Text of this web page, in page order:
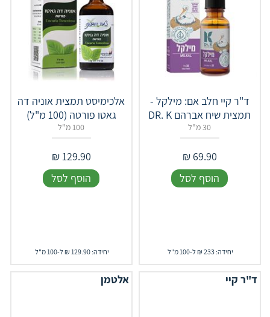
ד"ר קיי חלב אם: מילקל -
תמצית שיח אברהם DR. K
30 מ"ל
69.90
₪
הוסף לסל
יחידה: 233 ₪ ל-100 מ"ל
אלכימיסט תמצית אוניה דה
גאטו פורטה (100 מ"ל)
100 מ"ל
129.90
₪
הוסף לסל
יחידה: 129.90 ₪ ל-100 מ"ל
ד"ר קיי אלטמן